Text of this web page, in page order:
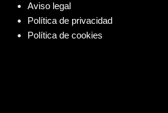
Aviso legal
Política de privacidad
Política de cookies